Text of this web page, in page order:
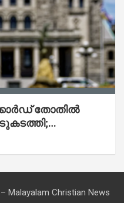
തോതിൽ
പേർ
Malayalam Christian News